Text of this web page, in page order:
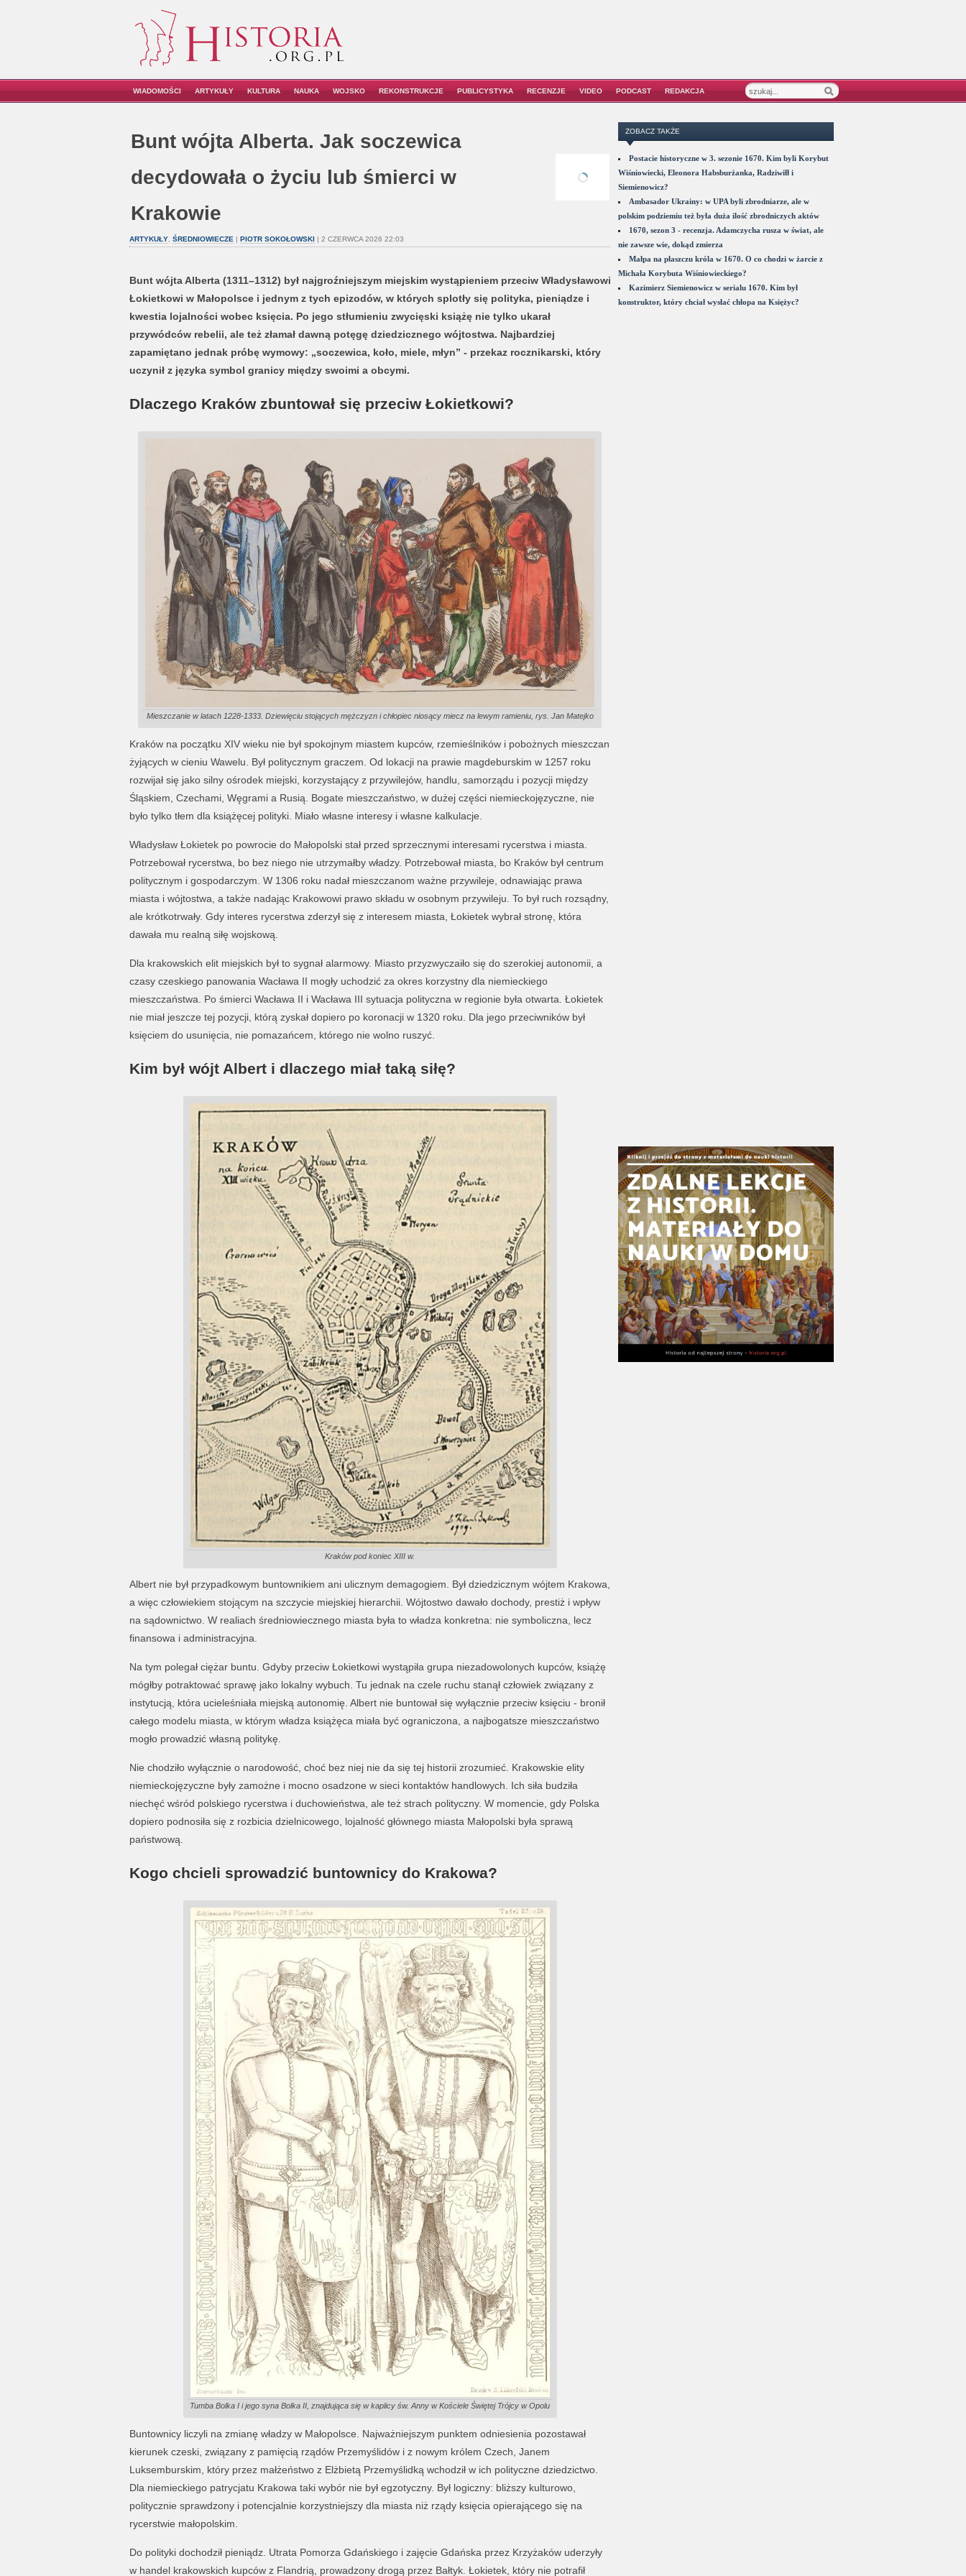
WIADOMOŚCI ARTYKUŁY KULTURA NAUKA WOJSKO REKONSTRUKCJE PUBLICYSTYKA RECENZJE VIDEO PODCAST REDAKCJA
Bunt wójta Alberta. Jak soczewica
decydowała o życiu lub śmierci w
Krakowie
ARTYKUŁY, ŚREDNIOWIECZE | PIOTR SOKOŁOWSKI| 2 CZERWCA 2026 22:03
Bunt wójta Alberta (1311–1312) był najgroźniejszym miejskim wystąpieniem przeciw Władysławowi
Łokietkowi w Małopolsce i jednym z tych epizodów, w których splotły się polityka, pieniądze i
kwestia lojalności wobec księcia. Po jego stłumieniu zwycięski książę nie tylko ukarał
przywódców rebelii, ale też złamał dawną potęgę dziedzicznego wójtostwa. Najbardziej
zapamiętano jednak próbę wymowy: „soczewica, koło, miele, młyn” - przekaz rocznikarski, który
uczynił z języka symbol granicy między swoimi a obcymi.
Dlaczego Kraków zbuntował się przeciw Łokietkowi?
Mieszczanie w latach 1228-1333. Dziewięciu stojących mężczyzn i chłopiec niosący miecz na lewym ramieniu, rys. Jan Matejko
Kraków na początku XIV wieku nie był spokojnym miastem kupców, rzemieślników i pobożnych mieszczan
żyjących w cieniu Wawelu. Był politycznym graczem. Od lokacji na prawie magdeburskim w 1257 roku
rozwijał się jako silny ośrodek miejski, korzystający z przywilejów, handlu, samorządu i pozycji między
Śląskiem, Czechami, Węgrami a Rusią. Bogate mieszczaństwo, w dużej części niemieckojęzyczne, nie
było tylko tłem dla książęcej polityki. Miało własne interesy i własne kalkulacje.
Władysław Łokietek po powrocie do Małopolski stał przed sprzecznymi interesami rycerstwa i miasta.
Potrzebował rycerstwa, bo bez niego nie utrzymałby władzy. Potrzebował miasta, bo Kraków był centrum
politycznym i gospodarczym. W 1306 roku nadał mieszczanom ważne przywileje, odnawiając prawa
miasta i wójtostwa, a także nadając Krakowowi prawo składu w osobnym przywileju. To był ruch rozsądny,
ale krótkotrwały. Gdy interes rycerstwa zderzył się z interesem miasta, Łokietek wybrał stronę, która
dawała mu realną siłę wojskową.
Dla krakowskich elit miejskich był to sygnał alarmowy. Miasto przyzwyczaiło się do szerokiej autonomii, a
czasy czeskiego panowania Wacława II mogły uchodzić za okres korzystny dla niemieckiego
mieszczaństwa. Po śmierci Wacława II i Wacława III sytuacja polityczna w regionie była otwarta. Łokietek
nie miał jeszcze tej pozycji, którą zyskał dopiero po koronacji w 1320 roku. Dla jego przeciwników był
księciem do usunięcia, nie pomazańcem, którego nie wolno ruszyć.
Kim był wójt Albert i dlaczego miał taką siłę?
Kraków pod koniec XIII w.
Albert nie był przypadkowym buntownikiem ani ulicznym demagogiem. Był dziedzicznym wójtem Krakowa,
a więc człowiekiem stojącym na szczycie miejskiej hierarchii. Wójtostwo dawało dochody, prestiż i wpływ
na sądownictwo. W realiach średniowiecznego miasta była to władza konkretna: nie symboliczna, lecz
finansowa i administracyjna.
Na tym polegał ciężar buntu. Gdyby przeciw Łokietkowi wystąpiła grupa niezadowolonych kupców, książę
mógłby potraktować sprawę jako lokalny wybuch. Tu jednak na czele ruchu stanął człowiek związany z
instytucją, która ucieleśniała miejską autonomię. Albert nie buntował się wyłącznie przeciw księciu - bronił
całego modelu miasta, w którym władza książęca miała być ograniczona, a najbogatsze mieszczaństwo
mogło prowadzić własną politykę.
Nie chodziło wyłącznie o narodowość, choć bez niej nie da się tej historii zrozumieć. Krakowskie elity
niemieckojęzyczne były zamożne i mocno osadzone w sieci kontaktów handlowych. Ich siła budziła
niechęć wśród polskiego rycerstwa i duchowieństwa, ale też strach polityczny. W momencie, gdy Polska
dopiero podnosiła się z rozbicia dzielnicowego, lojalność głównego miasta Małopolski była sprawą
państwową.
Kogo chcieli sprowadzić buntownicy do Krakowa?
Tumba Bolka I i jego syna Bolka II, znajdująca się w kaplicy św. Anny w Kościele Świętej Trójcy w Opolu
Buntownicy liczyli na zmianę władzy w Małopolsce. Najważniejszym punktem odniesienia pozostawał
kierunek czeski, związany z pamięcią rządów Przemyślidów i z nowym królem Czech, Janem
Luksemburskim, który przez małżeństwo z Elżbietą Przemyślidką wchodził w ich polityczne dziedzictwo.
Dla niemieckiego patrycjatu Krakowa taki wybór nie był egzotyczny. Był logiczny: bliższy kulturowo,
politycznie sprawdzony i potencjalnie korzystniejszy dla miasta niż rządy księcia opierającego się na
rycerstwie małopolskim.
Do polityki dochodził pieniądz. Utrata Pomorza Gdańskiego i zajęcie Gdańska przez Krzyżaków uderzyły
w handel krakowskich kupców z Flandrią, prowadzony drogą przez Bałtyk. Łokietek, który nie potrafił
ZOBACZ TAKŻE
Postacie historyczne w 3. sezonie 1670. Kim byli Korybut
Wiśniowiecki, Eleonora Habsburżanka, Radziwiłł i
Siemienowicz?
Ambasador Ukrainy: w UPA byli zbrodniarze, ale w
polskim podziemiu też była duża ilość zbrodniczych aktów
1670, sezon 3 - recenzja. Adamczycha rusza w świat, ale
nie zawsze wie, dokąd zmierza
Małpa na płaszczu króla w 1670. O co chodzi w żarcie z
Michała Korybuta Wiśniowieckiego?
Kazimierz Siemienowicz w serialu 1670. Kim był
konstruktor, który chciał wysłać chłopa na Księżyc?